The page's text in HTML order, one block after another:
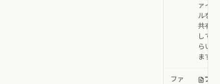
ァイ
ルを
共有
しても
らい
ます。
ファ
ファ